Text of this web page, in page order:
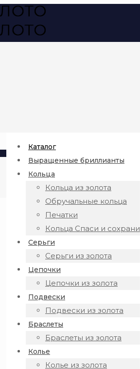
Каталог
Выращенные бриллианты
Кольца
Кольца из золота
Обручальные кольца
Печатки
Кольца Спаси и сохрани
Серьги
Серьги из золота
Цепочки
Цепочки из золота
Подвески
Подвески из золота
Браслеты
Браслеты из золота
Колье
Колье из золота